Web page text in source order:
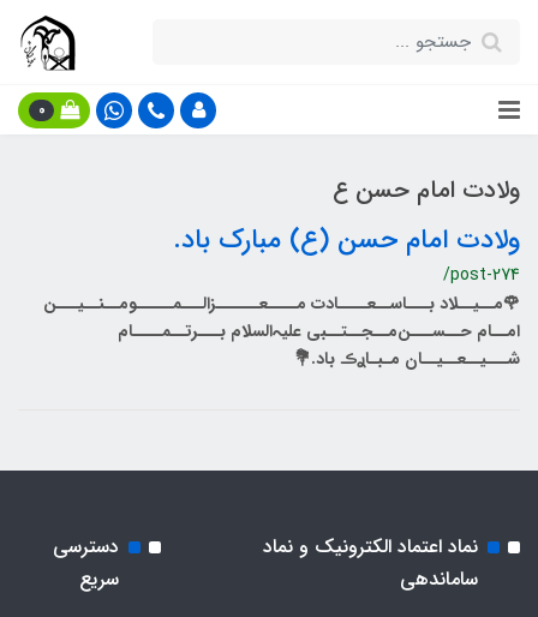
0
ولادت امام حسن ع
ولادت امام حسن (ع) مبارک باد.
/post-274
🌹مــیــلاد بـــاســعــــادت مــــعــــــزالـــمـــــومــنــیـــن
امــام حــســـن‌مــجــتــبی علیہ‌السلام بـــرتــمــــام
شـــیــعــیــان مـبـاࢪڪ باد.💐
نماد اعتماد الکترونیک و نماد
ساماندهی
دسترسی
سریع